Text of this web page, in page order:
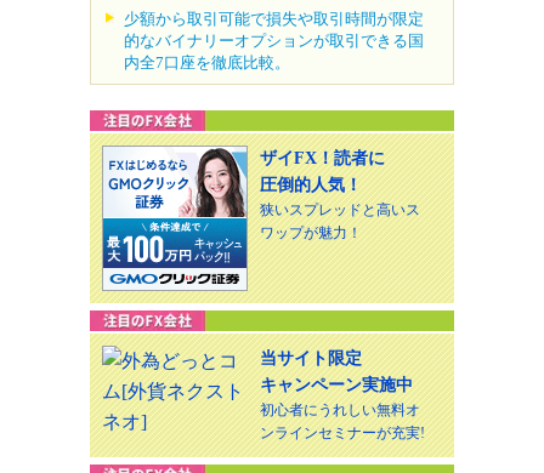
少額から取引可能で損失や取引時間が限定
的なバイナリーオプションが取引できる国
内全7口座を徹底比較。
ザイFX！読者に
圧倒的人気！
狭いスプレッドと高いス
ワップが魅力！
当サイト限定
キャンペーン実施中
初心者にうれしい無料オ
ンラインセミナーが充実!